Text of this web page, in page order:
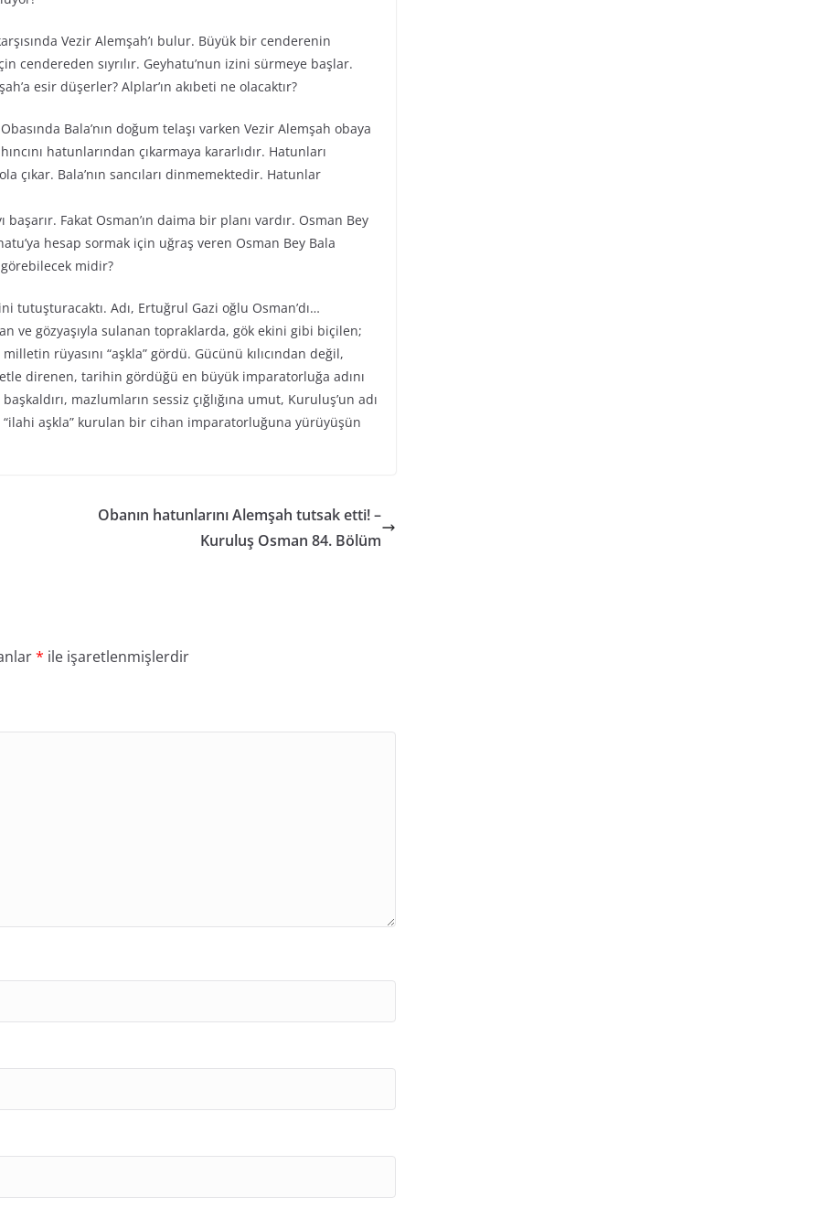
Vezir Alemşah’ı bulur. Büyük bir cenderenin
cendereden sıyrılır. Geyhatu’nun izini sürmeye başlar.
esir düşerler? Alplar’ın akıbeti ne olacaktır?
Bala’nın doğum telaşı varken Vezir Alemşah obaya
hatunlarından çıkarmaya kararlıdır. Hatunları
çıkar. Bala’nın sancıları dinmemektedir. Hatunlar
Fakat Osman’ın daima bir planı vardır. Osman Bey
hesap sormak için uğraş veren Osman Bey Bala
midir?
tutuşturacaktı. Adı, Ertuğrul Gazi oğlu Osman’dı…
ve gözyaşıyla sulanan topraklarda, gök ekini gibi biçilen;
rüyasını “aşkla” gördü. Gücünü kılıcından değil,
direnen, tarihin gördüğü en büyük imparatorluğa adını
mazlumların sessiz çığlığına umut, Kuruluş’un adı
aşkla” kurulan bir cihan imparatorluğuna yürüyüşün
Obanın hatunlarını Alemşah tutsak etti! –
Kuruluş Osman 84. Bölüm
* ile işaretlenmişlerdir